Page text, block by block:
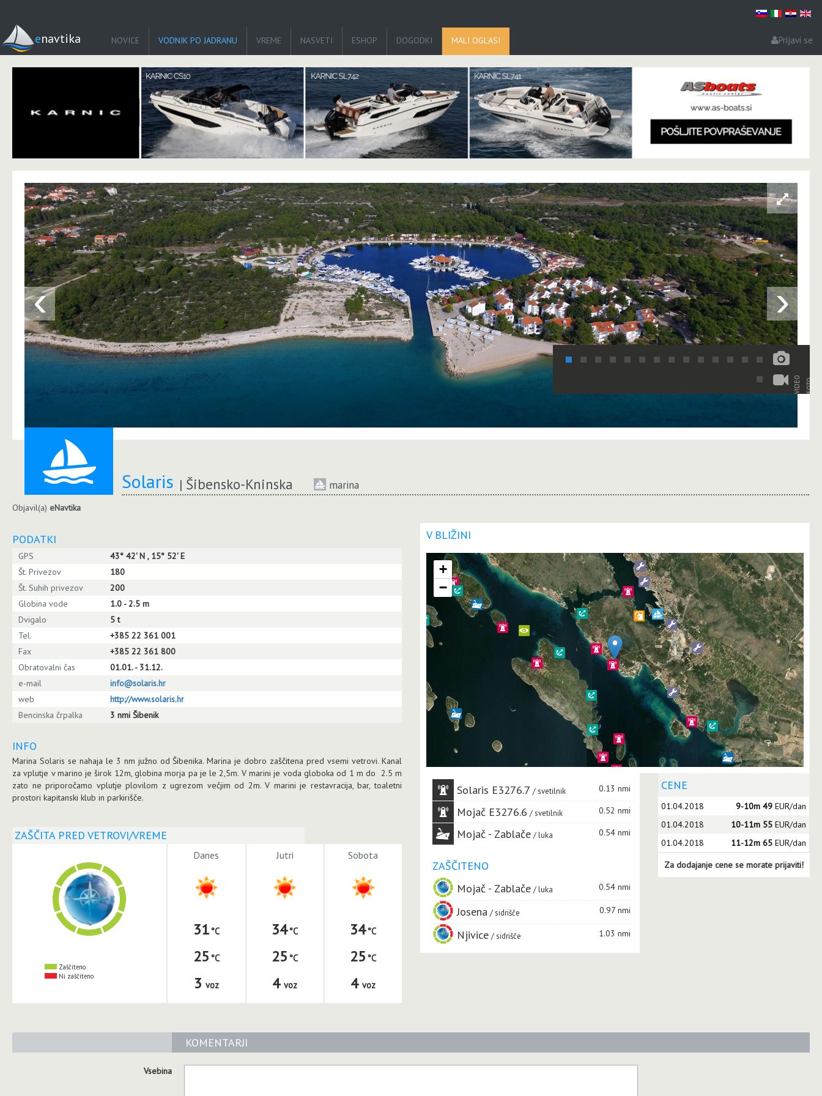
enavtika NOVICE VODNIK PO JADRANU VREME NASVETI ESHOP DOGODKI MALI OGLASI Prijavi se
‹ ›
VIDEO FOTO
Solaris Šibensko-Kninska marina
Objavil(a) eNavtika
PODATKI
GPS
43° 42' N , 15° 52' E
Št. Privezov
180
Št. Suhih privezov
200
Globina vode
1.0 - 2.5 m
Dvigalo
5 t
Tel.
+385 22 361 001
Fax
+385 22 361 800
Obratovalni čas
01.01. - 31.12.
e-mail
info@solaris.hr
web
http://www.solaris.hr
Bencinska črpalka
3 nmi Šibenik
INFO
Marina Solaris se nahaja le 3 nm južno od Šibenika. Marina je dobro zaščitena pred vsemi vetrovi. Kanal
za vplutje v marino je širok 12m, globina morja pa je le 2,5m. V marini je voda globoka od 1 m do 2.5 m
zato ne priporočamo vplutje plovilom z ugrezom večjim od 2m. V marini je restavracija, bar, toaletni
prostori kapitanski klub in parkirišče.
ZAŠČITA PRED VETROVI/VREME
Zaščiteno
Ni zaščiteno
Danes
31
25
3 voz
Jutri
34
25
4 voz
Sobota
34
25
4 voz
V BLIŽINI
+
−
Solaris E3276.7 svetilnik 0.13 nmi
Mojač E3276.6 svetilnik 0.52 nmi
Mojač - Zablače luka 0.54 nmi
ZAŠČITENO
Mojač - Zablače
luka 0.54 nmi
Josena sidrišče 0.97 nmi
Njivice sidrišče 1.03 nmi
CENE
01.04.2018 9-10m 49 EUR/dan
01.04.2018
10-11m 55 EUR/dan
01.04.2018
11-12m 65 EUR/dan
Za dodajanje cene se morate prijaviti!
KOMENTARJI
Vsebina